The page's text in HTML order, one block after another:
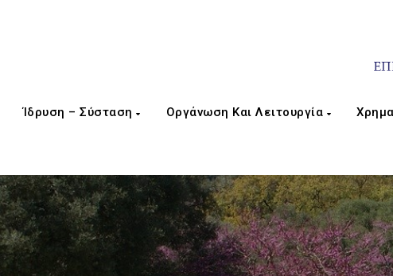
Ίδρυση – Σύσταση Οργάνωση Και Λειτουργία